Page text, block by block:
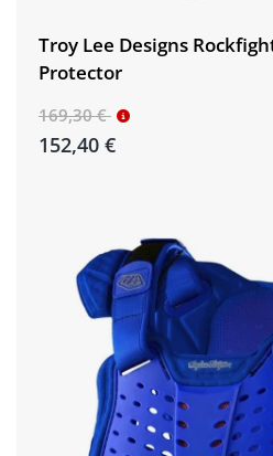
Troy Lee Designs
Protector
169,30 €
152,40 €